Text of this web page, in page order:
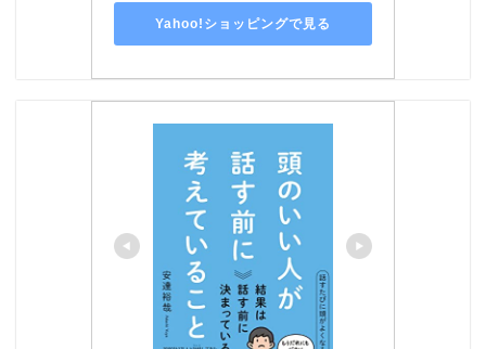
Yahoo!ショッピングで見る